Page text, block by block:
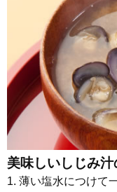
美味しいしじみ
1. 薄い塩水につけて